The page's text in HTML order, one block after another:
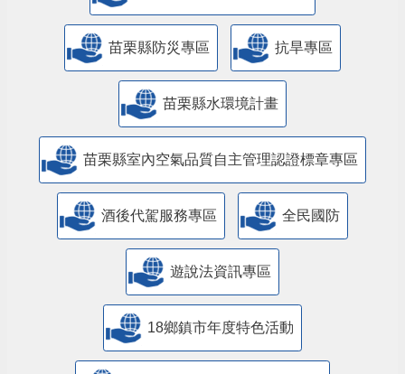
苗栗縣防災專區 抗旱專區
苗栗縣水環境計畫
苗栗縣室內空氣品質自主管理認證標章專區
酒後代駕服務專區 全民國防
遊說法資訊專區
18鄉鎮市年度特色活動